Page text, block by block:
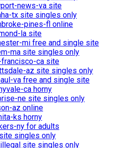
news-va site
tx site singles only
pines-fl online
la site
mi free and single site
ma site singles only
francisco-ca site
az site singles only
va free and single site
ca horny
ne site singles only
az online
ks horny
ny for adults
singles only
site singles only